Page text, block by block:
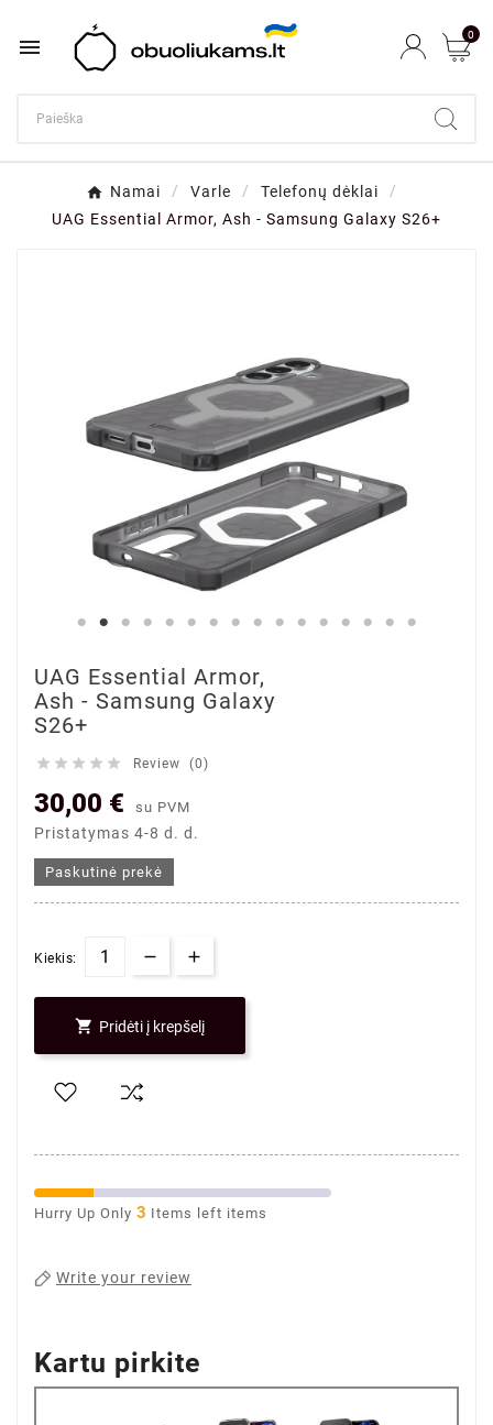
 0
Namai Varle
Telefonų dėklai
UAG Essential Armor, Ash - Samsung Galaxy S26+
UAG Essential Armor,
Ash - Samsung Galaxy
S26+
     Review (0)
30,00 € su PVM
Pristatymas 4-8 d. d.
Paskutinė prekė
Kiekis:
 Pridėti į krepšelį
Hurry Up Only 3 Items left items
Write your review
Kartu pirkite